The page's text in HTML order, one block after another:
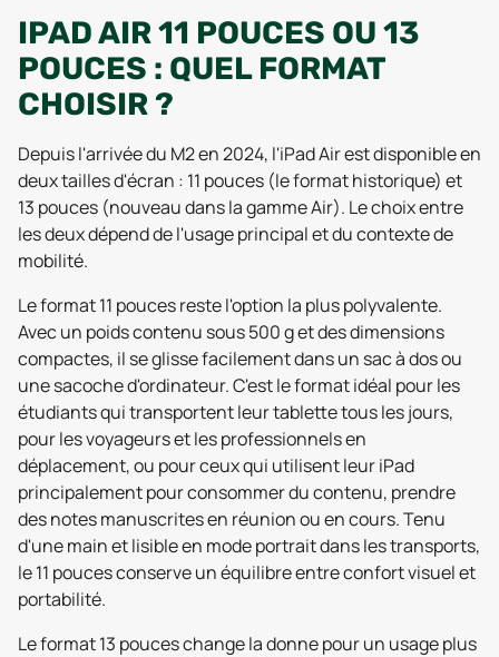
IPAD AIR 11 POUCES OU 13
POUCES : QUEL FORMAT
CHOISIR ?
Depuis l'arrivée du M2 en 2024, l'iPad Air est disponible en
deux tailles d'écran : 11 pouces (le format historique) et
13 pouces (nouveau dans la gamme Air). Le choix entre
les deux dépend de l'usage principal et du contexte de
mobilité.
Le format 11 pouces reste l'option la plus polyvalente.
Avec un poids contenu sous 500 g et des dimensions
compactes, il se glisse facilement dans un sac à dos ou
une sacoche d'ordinateur. C'est le format idéal pour les
étudiants qui transportent leur tablette tous les jours,
pour les voyageurs et les professionnels en
déplacement, ou pour ceux qui utilisent leur iPad
principalement pour consommer du contenu, prendre
des notes manuscrites en réunion ou en cours. Tenu
d'une main et lisible en mode portrait dans les transports,
le 11 pouces conserve un équilibre entre confort visuel et
portabilité.
Le format 13 pouces change la donne pour un usage plus